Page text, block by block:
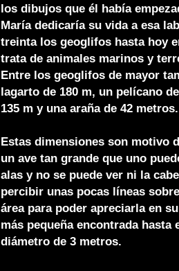
los dibujos que él había
María dedicaría su vida a esa
treinta los geoglifos hasta hoy
trata de animales marinos y
Entre los geoglifos de mayor
lagarto de 180 m, un pelícano
135 m y una araña de 42 metros.
Estas dimensiones son motivo
un ave tan grande que uno
alas y no se puede ver ni la
percibir unas pocas líneas
área para poder apreciarla en
más pequeña encontrada
diámetro de 3 metros.